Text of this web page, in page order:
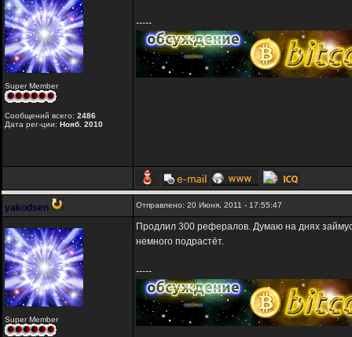
Super Member
Сообщений всего: 2486
Дата рег-ции: Нояб. 2010
-----
yakodsen Отправлено: 20 Июня, 2011 - 17:55:47
Super Member
Продлил 300 рефералов. Думаю на днях
немного подрастёт.
-----